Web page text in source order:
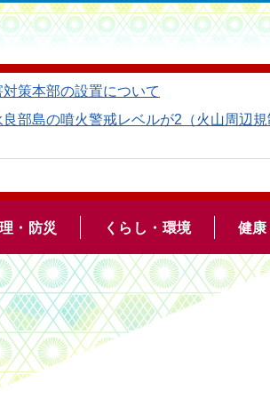
対策本部の設置について
良部島の噴火警戒レベルが2（火山周辺
・防災 くらし・環境 健